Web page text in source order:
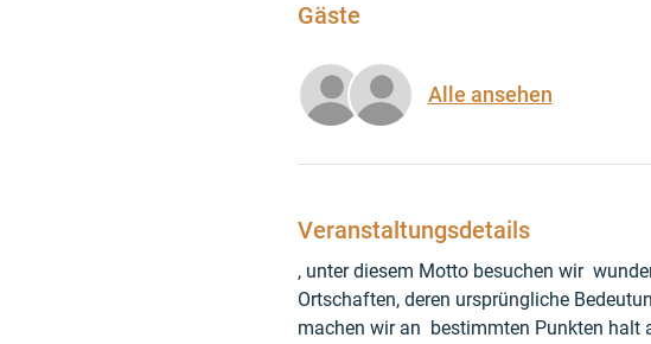
Gäste
Alle ansehen
Veranstaltungsdetails
, unter diesem Motto besuchen wir
Ortschaften, deren ursprüngliche
machen wir an  bestimmten Punkten